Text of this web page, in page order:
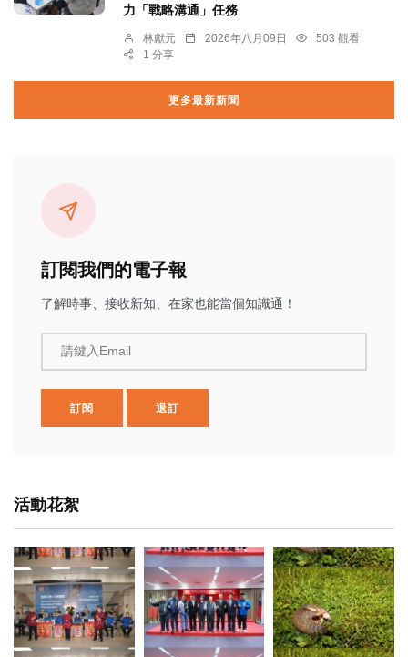
力「戰略溝通」任務
林獻元 2026年八月09日
503 觀看
1 分享
更多最新新聞
訂閱我們的電子報
了解時事、接收新知、在家也能當個知識通！
請鍵入Email
訂閱 退訂
活動花絮